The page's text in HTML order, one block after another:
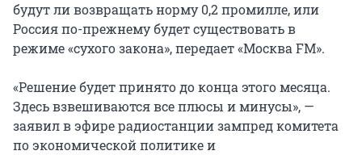
будут ли возвращать норму 0,2 промилле, или
Россия по-прежнему будет существовать в
режиме «сухого закона», передает «Москва FM».
«Решение будет принято до конца этого месяца.
Здесь взвешиваются все плюсы и минусы», —
заявил в эфире радиостанции зампред комитета
по экономической политике и